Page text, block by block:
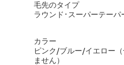
毛先のタイプ
ラウンド･スーパーテーパ
カラー
ピンク/ブルー/イエロー
ません）